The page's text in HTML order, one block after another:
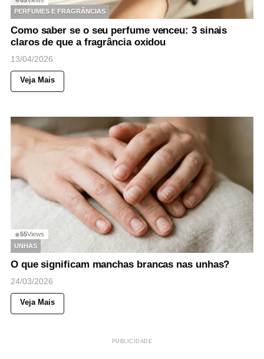
PERFUMES E FRAGRÂNCIAS
Como saber se o seu perfume venceu: 3 sinais
claros de que a fragrância oxidou
13/04/2026
Veja Mais
◉55Views
UNHAS
O que significam manchas brancas nas unhas?
24/03/2026
Veja Mais
PUBLICIDADE